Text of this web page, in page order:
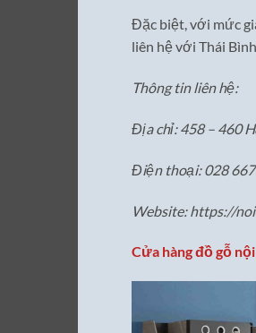
Đặc biệt, với mức
liên hệ với Thái
Thông tin liên hệ:
Địa chỉ: 458 – 460
Điện thoại: 028
Website: https://
Cửa hàng đồ gỗ